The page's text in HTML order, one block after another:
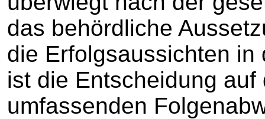
das behördliche
die Erfolgsaussichten
ist die Entscheidung
umfassenden